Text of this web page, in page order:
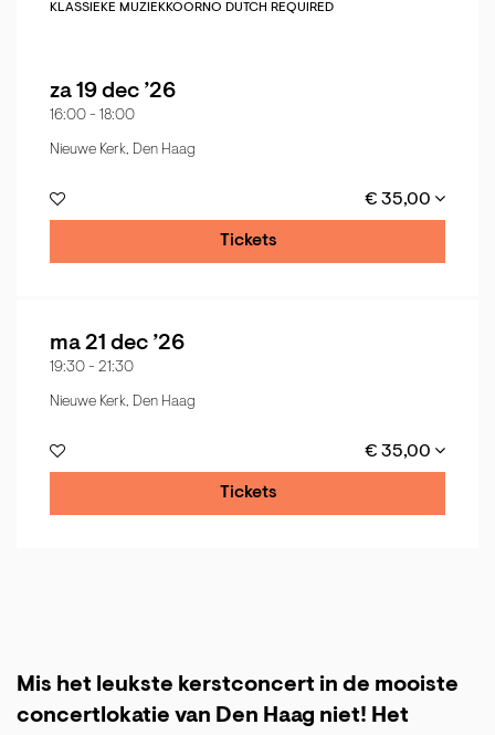
KLASSIEKE MUZIEKKOORNO DUTCH REQUIRED
za 19 dec ’26
16:00 - 18:00
Nieuwe Kerk, Den Haag
€ 35,00
Tickets
ma 21 dec ’26
19:30 - 21:30
Nieuwe Kerk, Den Haag
€ 35,00
Tickets
Mis het leukste kerstconcert in de mooiste
concertlokatie van Den Haag niet! Het